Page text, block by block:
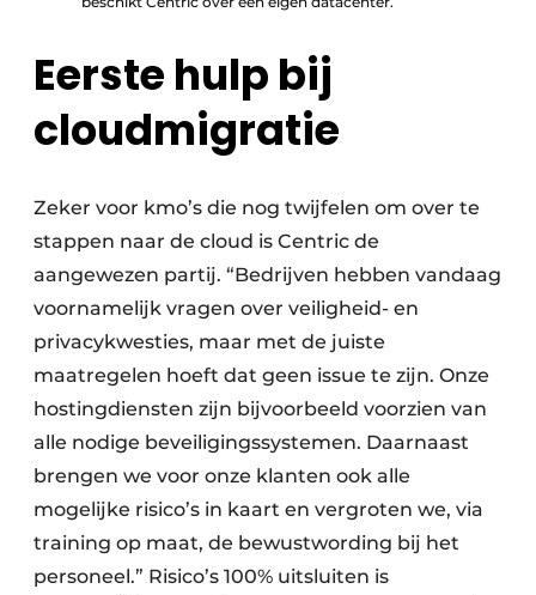
Eerste hulp bij
cloudmigratie
Zeker voor kmo’s die nog twijfelen om over te
stappen naar de cloud is Centric de
aangewezen partij. “Bedrijven hebben vandaag
voornamelijk vragen over veiligheid- en
privacykwesties, maar met de juiste
maatregelen hoeft dat geen issue te zijn. Onze
hostingdiensten zijn bijvoorbeeld voorzien van
alle nodige beveiligingssystemen. Daarnaast
brengen we voor onze klanten ook alle
mogelijke risico’s in kaart en vergroten we, via
training op maat, de bewustwording bij het
personeel.” Risico’s 100% uitsluiten is